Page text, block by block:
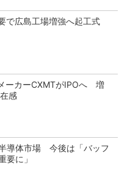
で広島工場増強へ起工式
ーカーCXMTがIPOへ 増
感
導体市場 今後は「バッフ
要に」